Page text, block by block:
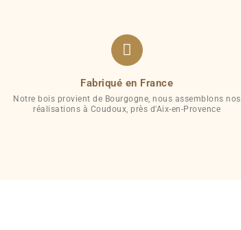
Fabriqué en France
Notre bois provient de Bourgogne, nous assemblons nos
réalisations à Coudoux, près d'Aix-en-Provence